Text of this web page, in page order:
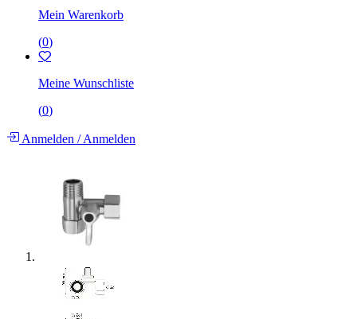
Mein Warenkorb
(0)
Meine Wunschliste
(0)
Anmelden /Anmelden